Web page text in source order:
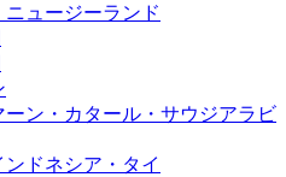
ュージーランド
ーン・カタール・サウジアラビ
ドネシア・タイ